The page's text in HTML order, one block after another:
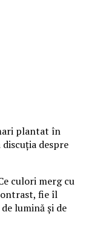
plantat în
despre
culori merg cu
fie îl
lumină și de